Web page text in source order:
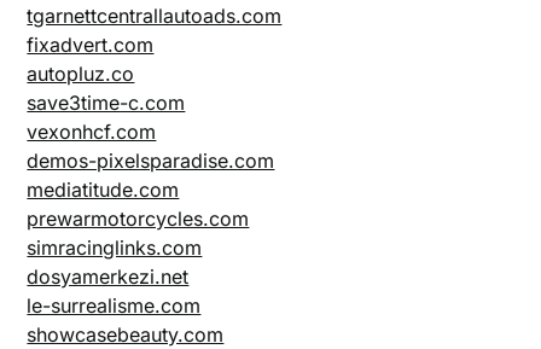
tgarnettcentrallautoads.com
fixadvert.com
autopluz.co
save3time-c.com
vexonhcf.com
demos-pixelsparadise.com
mediatitude.com
prewarmotorcycles.com
simracinglinks.com
dosyamerkezi.net
le-surrealisme.com
showcasebeauty.com